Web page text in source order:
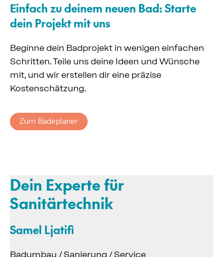
Einfach zu deinem neuen Bad: Starte
dein Projekt mit uns
Beginne dein Badprojekt in wenigen einfachen
Schritten. Teile uns deine Ideen und Wünsche
mit, und wir erstellen dir eine präzise
Kostenschätzung.
Zum Badeplaner
Dein Experte für
Sanitärtechnik
Samel Ljatifi
Badumbau / Sanierung / Service